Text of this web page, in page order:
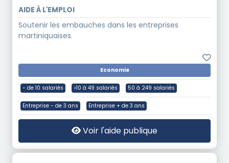
AIDE À L'EMPLOI
Soutenir les embauches dans les entreprises
martiniquaises.
Economie
- de 10 salariés >10 à 49 salariés 50 à 249 salariés
Entreprise - de 3 ans Entreprise + de 3 ans
Voir l'aide publique